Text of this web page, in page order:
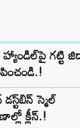
గట్టి
స్మెల్
క్లీన్.!